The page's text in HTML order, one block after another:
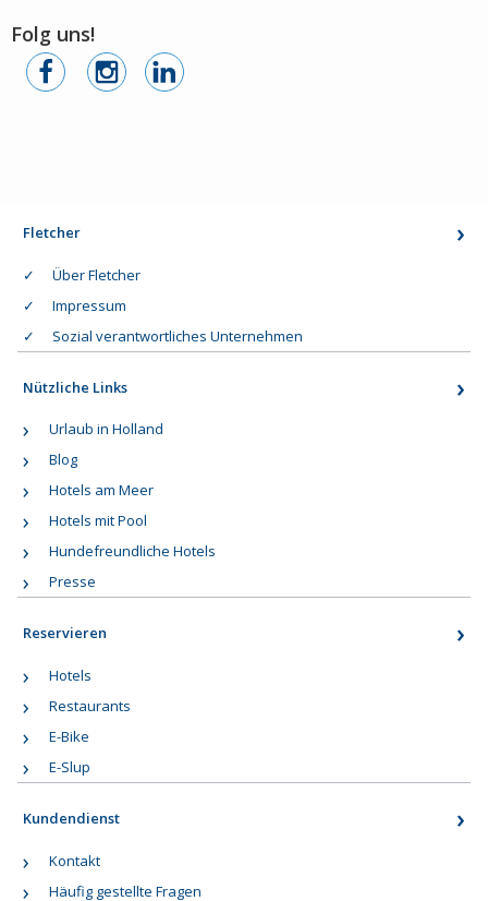
Folg uns!
Fletcher
Über Fletcher
Impressum
Sozial verantwortliches Unternehmen
Nützliche Links
Urlaub in Holland
Blog
Hotels am Meer
Hotels mit Pool
Hundefreundliche Hotels
Presse
Reservieren
Hotels
Restaurants
E-Bike
E-Slup
Kundendienst
Kontakt
Häufig gestellte Fragen